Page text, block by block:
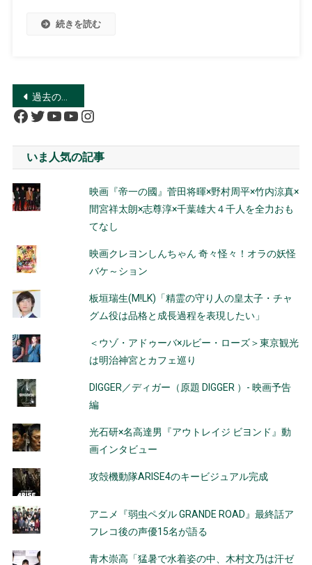
続きを読む
投
稿
ナ
ビ
ゲ
シ
ョ
ン
過去の投稿
Facebook
Twitter
YouTube
YouTube
Instagram
いま人気の記事
映画『帝一の國』菅田将暉×野村周平×竹内涼真×
間宮祥太朗×志尊淳×千葉雄大４千人を全力おも
てなし
映画クレヨンしんちゃん 奇々怪々！オラの妖怪
バケ～ション
板垣瑞生(M!LK)「精霊の守り人の皇太子・チャ
グム役は品格と成長過程を表現したい」
＜ウゾ・アドゥーバ×ルビー・ローズ＞東京観光
は明治神宮とカフェ巡り
DIGGER／ディガー（原題 DIGGER ）- 映画予告
編
光石研×名高達男『アウトレイジ ビヨンド』動
画インタビュー
攻殻機動隊ARISE4のキービジュアル完成
アニメ『弱虫ペダル GRANDE ROAD』最終話ア
フレコ後の声優15名が語る
青木崇高「猛暑で水着姿の中、木村文乃は汗ゼ